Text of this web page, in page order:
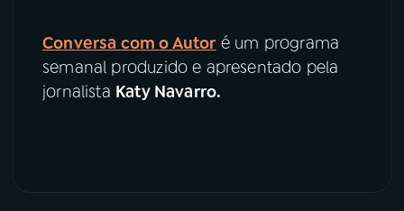
Conversa com o Autor é um programa
semanal produzido e apresentado pela
jornalista Katy Navarro.